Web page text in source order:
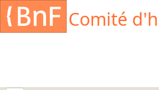
Aller au contenu principal
Comité
Cookies management panel